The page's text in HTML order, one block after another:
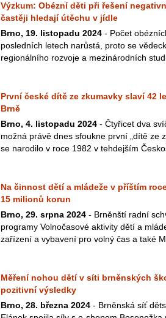
Výzkum: Obézní děti při řešení
častěji hledají útěchu v jídle
Brno, 19. listopadu 2024 - Počet
posledních letech narůstá, proto se
regionálního rozvoje a mezinárodních
První české dítě ze zkumavky slaví 42
Brně
Brno, 4. listopadu 2024 - Čtyřicet dva
možná právě dnes sfoukne první „dítě ze
se narodilo v roce 1982 v tehdejším
Na činnost dětí a mládeže v příštím
15 milionů korun
Brno, 29. srpna 2024 - Brněnští radní
programy Volnočasové aktivity dětí a
zařízení a vybavení pro volný čas a také
Měření nohou dětí v síti brněnských
pozitivní výsledky
Brno, 28. března 2024 - Brněnská síť